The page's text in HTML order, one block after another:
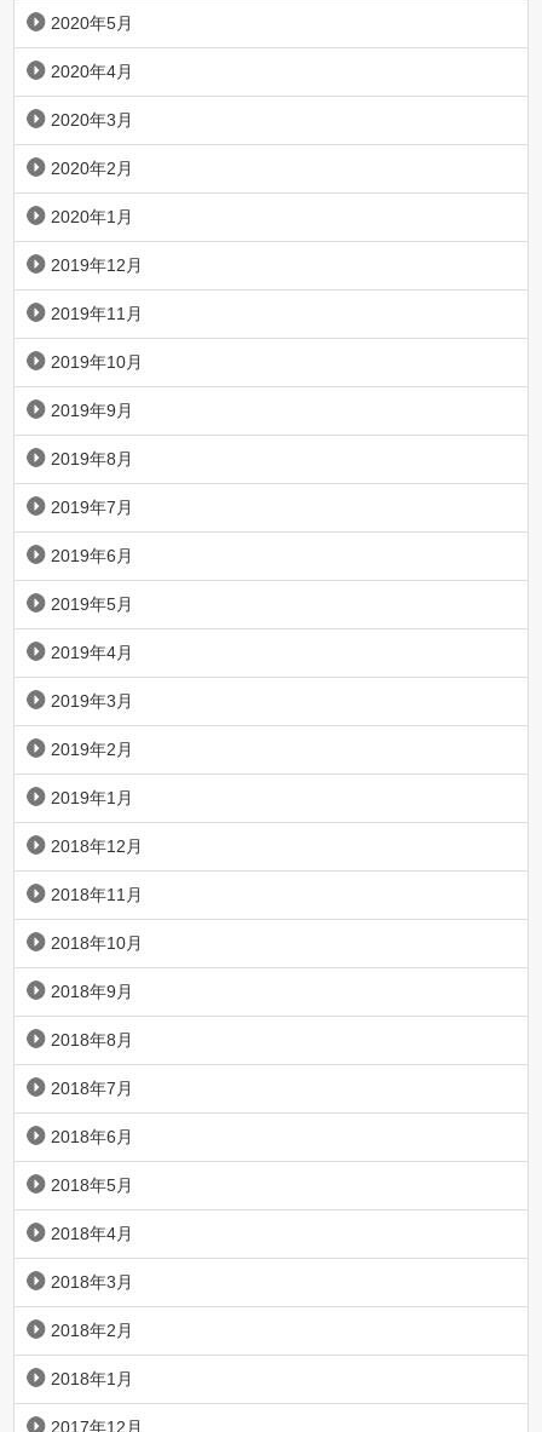
2020年5月
2020年4月
2020年3月
2020年2月
2020年1月
2019年12月
2019年11月
2019年10月
2019年9月
2019年8月
2019年7月
2019年6月
2019年5月
2019年4月
2019年3月
2019年2月
2019年1月
2018年12月
2018年11月
2018年10月
2018年9月
2018年8月
2018年7月
2018年6月
2018年5月
2018年4月
2018年3月
2018年2月
2018年1月
2017年12月